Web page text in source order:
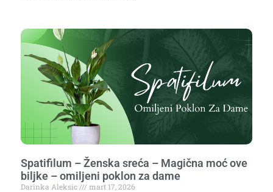
Spatifilum – Ženska sreća – Magična moć ove
biljke – omiljeni poklon za dame
Darinka Aleksic mart 17, 2026